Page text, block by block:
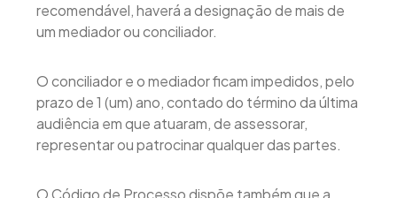
recomendável, haverá a designação de mais de
um mediador ou conciliador.
O conciliador e o mediador ficam impedidos, pelo
prazo de 1 (um) ano, contado do término da última
audiência em que atuaram, de assessorar,
representar ou patrocinar qualquer das partes.